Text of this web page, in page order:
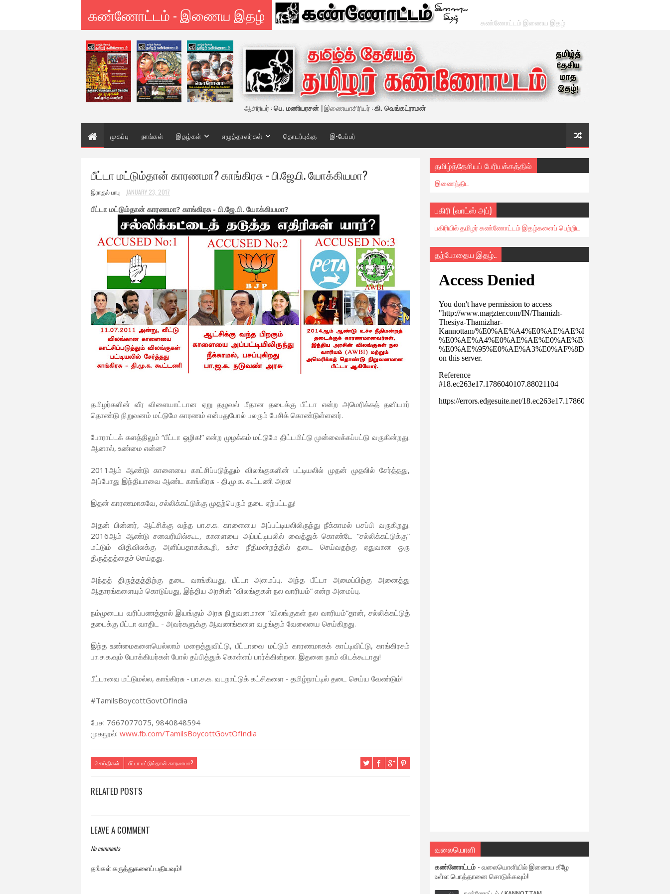
கண்ணோட்டம் - இணைய இதழ் கண்ணோட்டம் இணைய இதழ்
ஆசிரியர் :பெ. மணியரசன் | இணையாசிரியர் :கி. வெங்கட்ராமன்
முகப்பு நாங்கள் இதழ்கள் எழுத்தாளர்கள் தொடர்புக்கு இ-பேப்பர்
பீட்டா மட்டும்தான் காரணமா? காங்கிரசு - பி.ஜே.பி. யோக்கியமா?
இராகுல் பாபு JANUARY 23, 2017
பீட்டா மட்டும்தான் காரணமா? காங்கிரசு - பி.ஜே.பி. யோக்கியமா?
தமிழர்களின் வீர விளையாட்டான ஏறு தழுவல் மீதான தடைக்கு பீட்டா என்ற அமெரிக்கத் தனியார்
தொண்டு நிறுவனம் மட்டுமே காரணம் என்பதுபோல் பலரும் பேசிக் கொண்டுள்ளனர்.
போராட்டக் களத்திலும் “பீட்டா ஒழிக!” என்ற முழக்கம் மட்டுமே திட்டமிட்டு முன்வைக்கப்பட்டு வருகின்றது.
ஆனால், உண்மை என்ன?
2011ஆம் ஆண்டு காளையை காட்சிப்படுத்தும் விலங்குகளின் பட்டியலில் முதன் முதலில் சேர்த்தது,
அப்போது இந்தியாவை ஆண்ட காங்கிரசு - தி.மு.க. கூட்டணி அரசு!
இதன் காரணமாகவே, சல்லிக்கட்டுக்கு முதற்பெரும் தடை ஏற்பட்டது!
அதன் பின்னர், ஆட்சிக்கு வந்த பா.ச.க. காளையை அப்பட்டியலிலிருந்து நீக்காமல் பசப்பி வருகிறது.
2016ஆம் ஆண்டு சனவரியில்கூட, காளையை அப்பட்டியலில் வைத்துக் கொண்டே “சல்லிக்கட்டுக்கு”
மட்டும் விதிவிலக்கு அளிப்பதாகக்கூறி, உச்ச நீதிமன்றத்தில் தடை செய்வதற்கு ஏதுவான ஒரு
திருத்தத்தைச் செய்தது.
அந்தத் திருத்தத்திற்கு தடை வாங்கியது, பீட்டா அமைப்பு. அந்த பீட்டா அமைப்பிற்கு அனைத்து
ஆதாரங்களையும் கொடுப்பது, இந்திய அரசின் “விலங்குகள் நல வாரியம்” என்ற அமைப்பு.
நம்முடைய வரிப்பணத்தால் இயங்கும் அரசு நிறுவனமான “விலங்குகள் நல வாரியம்”தான், சல்லிக்கட்டுத்
தடைக்கு பீட்டா வாதிட - அவர்களுக்கு ஆவணங்களை வழங்கும் வேலையை செய்கிறது.
இந்த உண்மைகளையெல்லாம் மறைத்துவிட்டு, பீட்டாவை மட்டும் காரணமாகக் காட்டிவிட்டு, காங்கிரசும்
பா.ச.க.வும் யோக்கியர்கள் போல் தப்பித்துக் கொள்ளப் பார்க்கின்றன. இதனை நாம் விடக்கூடாது!
பீட்டாவை மட்டுமல்ல, காங்கிரசு - பா.ச.க. வடநாட்டுக் கட்சிகளை - தமிழ்நாட்டில் தடை செய்ய வேண்டும்!
#TamilsBoycottGovtOfIndia
பேச: 7667077075, 9840848594
முகநூல்: www.fb.com/TamilsBoycottGovtOfIndia
செய்திகள் பீட்டா மட்டும்தான் காரணமா?
RELATED POSTS
LEAVE A COMMENT
No comments
தங்கள் கருத்துகளைப் பதியவும்!
தமிழ்த்தேசியப் பேரியக்கத்தில்
இணைந்திட
பகிரி (வாட்ஸ் அப்)
பகிரியில் தமிழர் கண்ணோட்டம் இதழ்களைப் பெற்றிட
தற்போதைய இதழ்..
வலையொளி
கண்ணோட்டம் - வலையொளியில் இணைய கீழே
உள்ள பொத்தானை சொடுக்கவும்!